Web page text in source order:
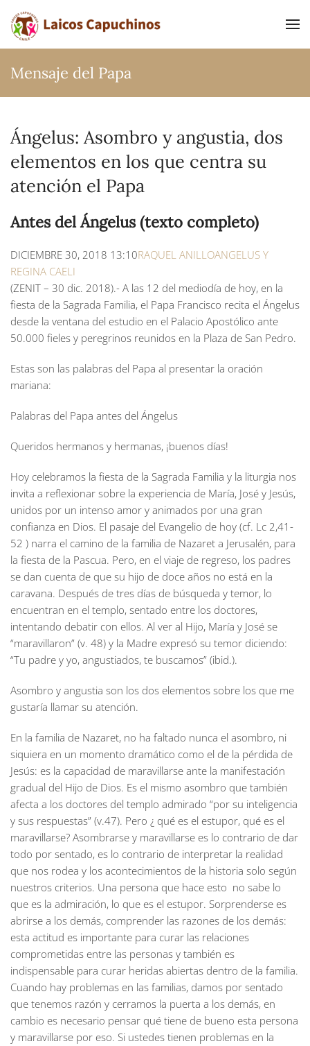
Ir al contenido principal
Mensaje del Papa
Ángelus: Asombro y angustia, dos
elementos en los que centra su
atención el Papa
Antes del Ángelus (texto completo)
DICIEMBRE 30, 2018 13:10RAQUEL ANILLOANGELUS Y
REGINA CAELI
(ZENIT – 30 dic. 2018).- A las 12 del mediodía de hoy, en la
fiesta de la Sagrada Familia, el Papa Francisco recita el Ángelus
desde la ventana del estudio en el Palacio Apostólico ante
50.000 fieles y peregrinos reunidos en la Plaza de San Pedro.
Estas son las palabras del Papa al presentar la oración
mariana:
Palabras del Papa antes del Ángelus
Queridos hermanos y hermanas, ¡buenos días!
Hoy celebramos la fiesta de la Sagrada Familia y la liturgia nos
invita a reflexionar sobre la experiencia de María, José y Jesús,
unidos por un intenso amor y animados por una gran
confianza en Dios. El pasaje del Evangelio de hoy (cf. Lc 2,41-
52 ) narra el camino de la familia de Nazaret a Jerusalén, para
la fiesta de la Pascua. Pero, en el viaje de regreso, los padres
se dan cuenta de que su hijo de doce años no está en la
caravana. Después de tres días de búsqueda y temor, lo
encuentran en el templo, sentado entre los doctores,
intentando debatir con ellos. Al ver al Hijo, María y José se
“maravillaron” (v. 48) y la Madre expresó su temor diciendo:
“Tu padre y yo, angustiados, te buscamos” (ibid.).
Asombro y angustia son los dos elementos sobre los que me
gustaría llamar su atención.
En la familia de Nazaret, no ha faltado nunca el asombro, ni
siquiera en un momento dramático como el de la pérdida de
Jesús: es la capacidad de maravillarse ante la manifestación
gradual del Hijo de Dios. Es el mismo asombro que también
afecta a los doctores del templo admirado “por su inteligencia
y sus respuestas” (v.47). Pero ¿ qué es el estupor, qué es el
maravillarse? Asombrarse y maravillarse es lo contrario de dar
todo por sentado, es lo contrario de interpretar la realidad
que nos rodea y los acontecimientos de la historia solo según
nuestros criterios. Una persona que hace esto no sabe lo
que es la admiración, lo que es el estupor. Sorprenderse es
abrirse a los demás, comprender las razones de los demás:
esta actitud es importante para curar las relaciones
comprometidas entre las personas y también es
indispensable para curar heridas abiertas dentro de la familia.
Cuando hay problemas en las familias, damos por sentado
que tenemos razón y cerramos la puerta a los demás, en
cambio es necesario pensar qué tiene de bueno esta persona
y maravillarse por eso. Si ustedes tienen problemas en la